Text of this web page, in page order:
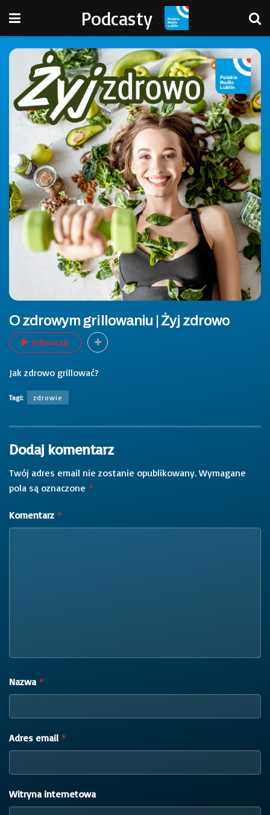
Podcasty
O zdrowym grillowaniu | Żyj zdrowo
Odtwarzaj
Jak zdrowo grillować?
Tagi: zdrowie
Dodaj komentarz
Twój adres email nie zostanie opublikowany. Wymagane
pola są oznaczone *
Komentarz *
Nazwa *
Adres email *
Witryna internetowa